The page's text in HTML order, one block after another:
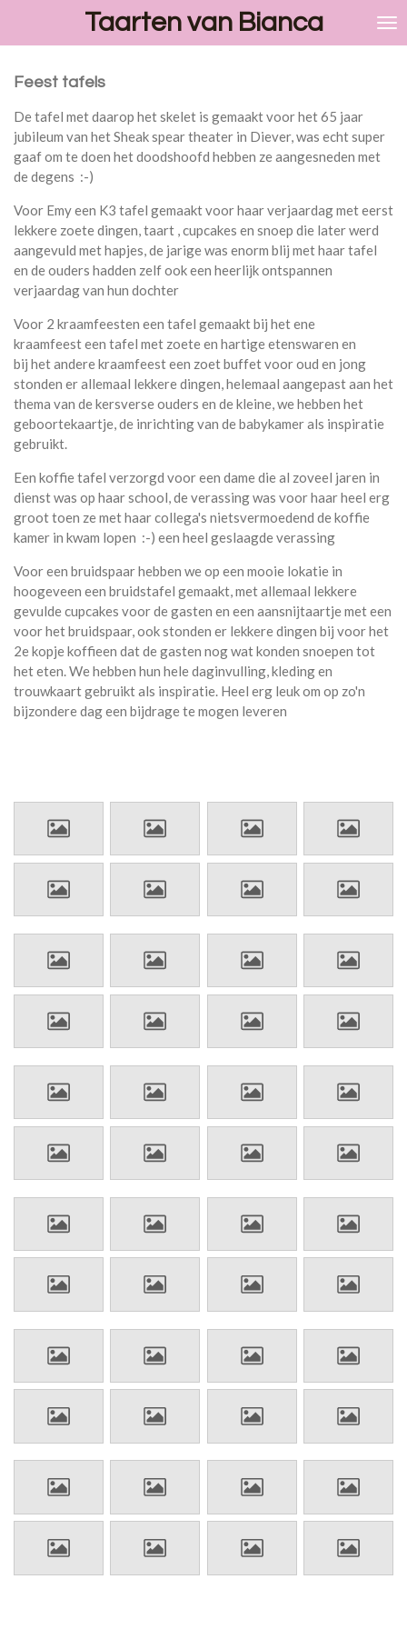
de
Taarten van Bianca
Feest tafels
De tafel met daarop het skelet is gemaakt voor het 65 jaar
jubileum van het Sheak spear theater in Diever, was echt super
gaaf om te doen het doodshoofd hebben ze aangesneden met
de degens :-)
Voor Emy een K3 tafel gemaakt voor haar verjaardag met eerst
lekkere zoete dingen, taart , cupcakes en snoep die later werd
aangevuld met hapjes, de jarige was enorm blij met haar tafel
en de ouders hadden zelf ook een heerlijk ontspannen
verjaardag van hun dochter
Voor 2 kraamfeesten een tafel gemaakt bij het ene
kraamfeest een tafel met zoete en hartige etenswaren en
bij het andere kraamfeest een zoet buffet voor oud en jong
stonden er allemaal lekkere dingen, helemaal aangepast aan het
thema van de kersverse ouders en de kleine, we hebben het
geboortekaartje, de inrichting van de babykamer als inspiratie
gebruikt.
Een koffie tafel verzorgd voor een dame die al zoveel jaren in
dienst was op haar school, de verassing was voor haar heel erg
groot toen ze met haar collega's nietsvermoedend de koffie
kamer in kwam lopen :-) een heel geslaagde verassing
Voor een bruidspaar hebben we op een mooie lokatie in
hoogeveen een bruidstafel gemaakt, met allemaal lekkere
gevulde cupcakes voor de gasten en een aansnijtaartje met een
voor het bruidspaar, ook stonden er lekkere dingen bij voor het
2e kopje koffieen dat de gasten nog wat konden snoepen tot
het eten. We hebben hun hele daginvulling, kleding en
trouwkaart gebruikt als inspiratie. Heel erg leuk om op zo'n
bijzondere dag een bijdrage te mogen leveren